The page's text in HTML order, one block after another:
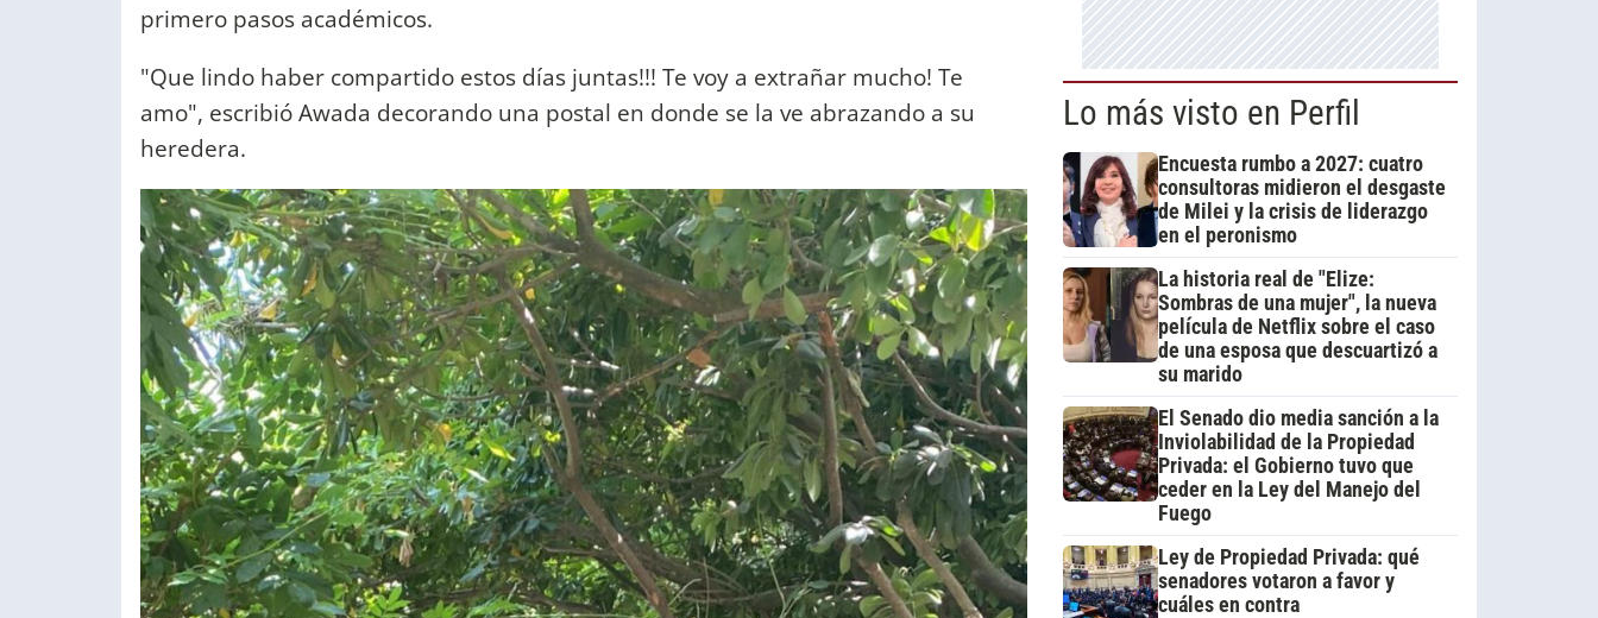
primero pasos académicos.
"Que lindo haber compartido estos días juntas!!! Te voy a extrañar mucho! Te
amo", escribió Awada decorando una postal en donde se la ve abrazando a su
heredera.
Lo más visto en Perfil
Encuesta rumbo a 2027: cuatro
consultoras midieron el desgaste
de Milei y la crisis de liderazgo
en el peronismo
La historia real de "Elize:
Sombras de una mujer", la nueva
película de Netflix sobre el caso
de una esposa que descuartizó a
su marido
El Senado dio media sanción a la
Inviolabilidad de la Propiedad
Privada: el Gobierno tuvo que
ceder en la Ley del Manejo del
Fuego
Ley de Propiedad Privada: qué
senadores votaron a favor y
cuáles en contra